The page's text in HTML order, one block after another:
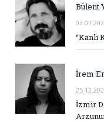
Bülent
“Kanlı
İrem
İzmir